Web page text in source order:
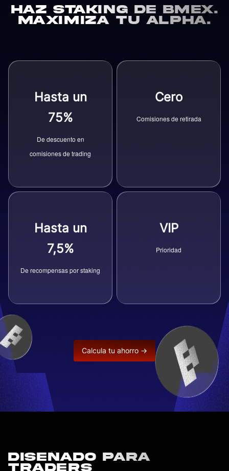
Haz staking de BMEX.
Maximiza tu alpha.
Hasta un
75%
De descuento en
comisiones de trading
Cero
Comisiones de retirada
Hasta un
7,5%
De recompensas por staking
VIP
Prioridad
Calcula tu ahorro →
Diseñado para
traders